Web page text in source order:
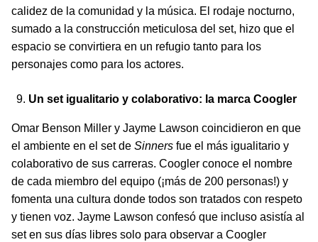
calidez de la comunidad y la música. El rodaje nocturno,
sumado a la construcción meticulosa del set, hizo que el
espacio se convirtiera en un refugio tanto para los
personajes como para los actores.
Un set igualitario y colaborativo: la marca Coogler
Omar Benson Miller y Jayme Lawson coincidieron en que
el ambiente en el set de Sinners fue el más igualitario y
colaborativo de sus carreras. Coogler conoce el nombre
de cada miembro del equipo (¡más de 200 personas!) y
fomenta una cultura donde todos son tratados con respeto
y tienen voz. Jayme Lawson confesó que incluso asistía al
set en sus días libres solo para observar a Coogler